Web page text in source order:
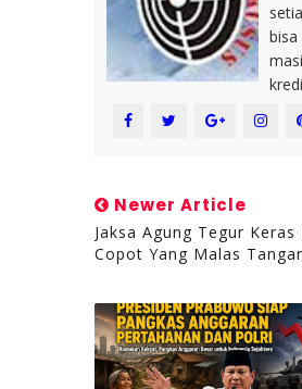
Newer Article
Jaksa Agung Tegur
Copot Yang Malas